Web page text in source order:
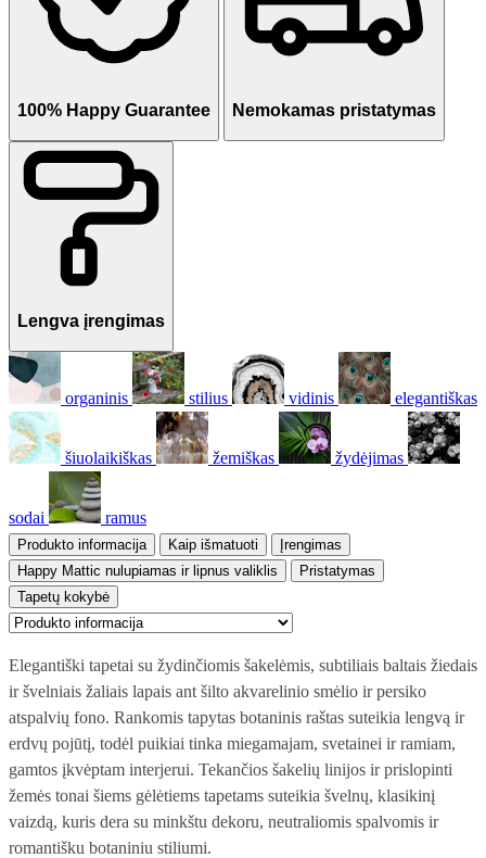
100% Happy Guarantee Nemokamas pristatymas
Lengva įrengimas
organinis stilius vidinis elegantiškas
šiuolaikiškas žemiškas žydėjimas
sodai ramus
Produkto informacija Kaip išmatuoti
Įrengimas
Happy Mattic nulupiamas ir lipnus valiklis
Pristatymas
Tapetų kokybė
Elegantiški tapetai su žydinčiomis šakelėmis, subtiliais baltais žiedais
ir švelniais žaliais lapais ant šilto akvarelinio smėlio ir persiko
atspalvių fono. Rankomis tapytas botaninis raštas suteikia lengvą ir
erdvų pojūtį, todėl puikiai tinka miegamajam, svetainei ir ramiam,
gamtos įkvėptam interjerui. Tekančios šakelių linijos ir prislopinti
žemės tonai šiems gėlėtiems tapetams suteikia švelnų, klasikinį
vaizdą, kuris dera su minkštu dekoru, neutraliomis spalvomis ir
romantišku botaniniu stiliumi.